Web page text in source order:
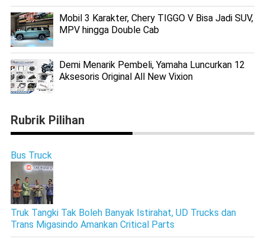
Mobil 3 Karakter, Chery TIGGO V Bisa Jadi SUV,
MPV hingga Double Cab
Demi Menarik Pembeli, Yamaha Luncurkan 12
Aksesoris Original All New Vixion
Rubrik Pilihan
Bus Truck
Truk Tangki Tak Boleh Banyak Istirahat, UD Trucks dan
Trans Migasindo Amankan Critical Parts